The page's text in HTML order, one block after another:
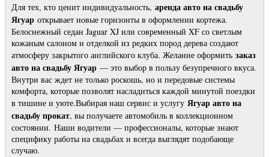
Для тех, кто ценит индивидуальность, аренда авто на свадьбу
Ягуар открывает новые горизонты в оформлении кортежа.
Белоснежный седан Jaguar XJ или современный XF со светлым
кожаным салоном и отделкой из редких пород дерева создают
атмосферу закрытого английского клуба. Желание оформить заказ
авто на свадьбу Ягуар — это выбор в пользу безупречного вкуса.
Внутри вас ждет не только роскошь, но и передовые системы
комфорта, которые позволят насладиться каждой минутой поездки
в тишине и уюте.Выбирая наш сервис и услугу Ягуар авто на
свадьбу прокат, вы получаете автомобиль в коллекционном
состоянии. Наши водители — профессионалы, которые знают
специфику работы на свадьбах и всегда выглядят подобающе
случаю.